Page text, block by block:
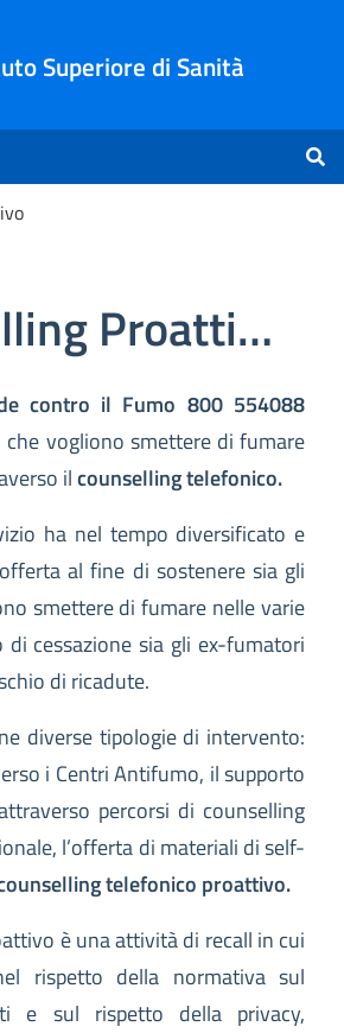
Superiore di Sanità
Counselling Proattivo
contro il Fumo 800 554088
vogliono smettere di fumare
ilcounselling telefonico.
ha nel tempo diversificato e
al fine di sostenere sia gli
smettere di fumare nelle varie
di cessazione sia gli ex-fumatori
di ricadute.
diverse tipologie di intervento:
i Centri Antifumo, il supporto
percorsi di counselling
l’offerta di materiali di self-
telefonico proattivo.
è una attività di recall in cui
rispetto della normativa sul
e sul rispetto della privacy,